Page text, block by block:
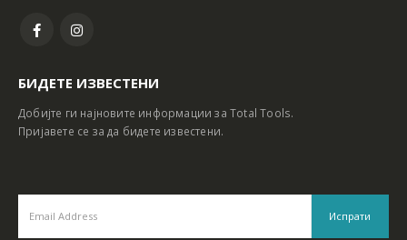
БИДЕТЕ ИЗВЕСТЕНИ
Добијте ги најновите информации за Total Tools.
Пријавете се за да бидете известени.